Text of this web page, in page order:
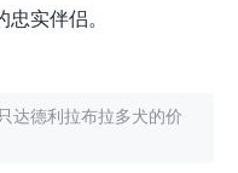
实伴侣。
达德利拉布拉多犬的价